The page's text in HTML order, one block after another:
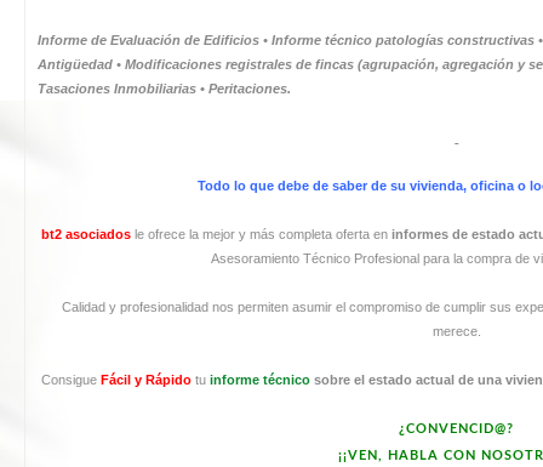
Informe de Evaluación de Edificios • Informe técnico patologías constructivas •
Antigüedad • Modificaciones registrales de fincas (agrupación, agregación y
Tasaciones Inmobiliarias • Peritaciones.
Todo lo que debe de saber de su vivienda, oficina o
bt2 asociados le ofrece la mejor y más completa oferta eninformes de estado
Asesoramiento Técnico Profesional para la compra de
Calidad y profesionalidad nos permiten asumir el compromiso de cumplir sus
merece.
Consigue Fácil y Rápidotuinforme técnicosobre el estado actual de una
¿CONVENCID@?
¡¡VEN, HABLA CON